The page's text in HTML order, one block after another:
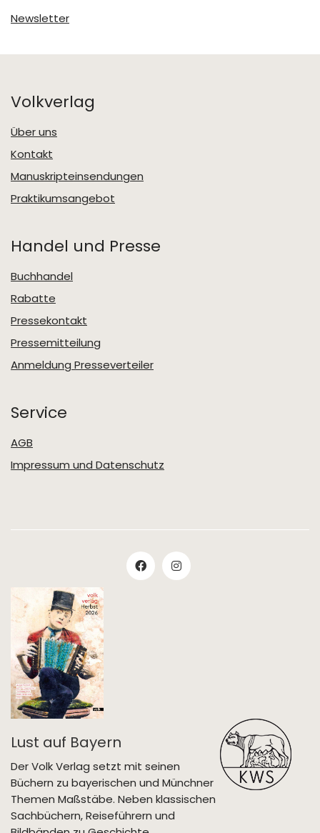
Newsletter
Volkverlag
Über uns
Kontakt
Manuskripteinsendungen
Praktikumsangebot
Handel und Presse
Buchhandel
Rabatte
Pressekontakt
Pressemitteilung
Anmeldung Presseverteiler
Service
AGB
Impressum und Datenschutz
Lust auf Bayern
Der Volk Verlag setzt mit seinen
Büchern zu bayerischen und Münchner
Themen Maßstäbe. Neben klassischen
Sachbüchern, Reiseführern und